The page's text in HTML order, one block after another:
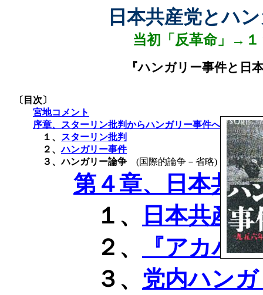
日本共産党とハ
当初「反革命」→１
『ハンガリー事件と日
〔目次〕
宮地コメント
序章、スターリン批判からハンガリー事件へ
１、
スターリン批判
２、ハンガリー事件
３、ハンガリー論争
(国際的論争－省略)
第４章、日本共
１、
日本共産
２、
『アカハ
３、 党内ハン